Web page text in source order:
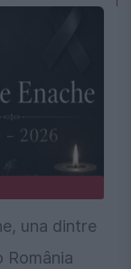
una dintre
România